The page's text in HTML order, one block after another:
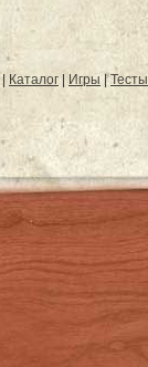
| Каталог | Игры |Тесты